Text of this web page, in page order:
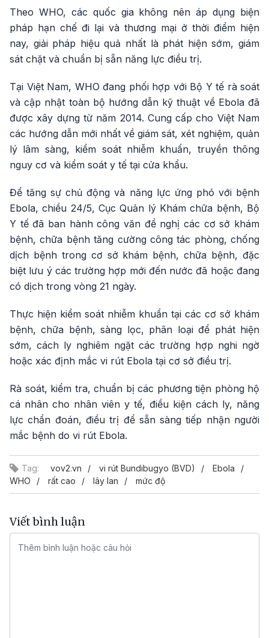
Theo WHO, các quốc gia không nên áp dụng biện
pháp hạn chế đi lại và thương mại ở thời điểm hiện
nay, giải pháp hiệu quả nhất là phát hiện sớm, giám
sát chặt và chuẩn bị sẵn năng lực điều trị.
Tại Việt Nam, WHO đang phối hợp với Bộ Y tế rà soát
và cập nhật toàn bộ hướng dẫn kỹ thuật về Ebola đã
được xây dựng từ năm 2014. Cung cấp cho Việt Nam
các hướng dẫn mới nhất về giám sát, xét nghiệm, quản
lý lâm sàng, kiểm soát nhiễm khuẩn, truyền thông
nguy cơ và kiểm soát y tế tại cửa khẩu.
Để tăng sự chủ động và năng lực ứng phó với bệnh
Ebola, chiều 24/5, Cục Quản lý Khám chữa bệnh, Bộ
Y tế đã ban hành công văn đề nghị các cơ sở khám
bệnh, chữa bệnh tăng cường công tác phòng, chống
dịch bệnh trong cơ sở khám bệnh, chữa bệnh, đặc
biệt lưu ý các trường hợp mới đến nước đã hoặc đang
có dịch trong vòng 21 ngày.
Thực hiện kiểm soát nhiễm khuẩn tại các cơ sở khám
bệnh, chữa bệnh, sàng lọc, phân loại để phát hiện
sớm, cách ly nghiêm ngặt các trường hợp nghi ngờ
hoặc xác định mắc vi rút Ebola tại cơ sở điều trị.
Rà soát, kiểm tra, chuẩn bị các phương tiện phòng hộ
cá nhân cho nhân viên y tế, điều kiện cách ly, năng
lực chẩn đoán, điều trị để sẵn sàng tiếp nhận người
mắc bệnh do vi rút Ebola.
Tag: vov2.vn vi rút Bundibugyo (BVD)
Ebola
WHO
rất cao lây lan mức độ
Viết bình luận